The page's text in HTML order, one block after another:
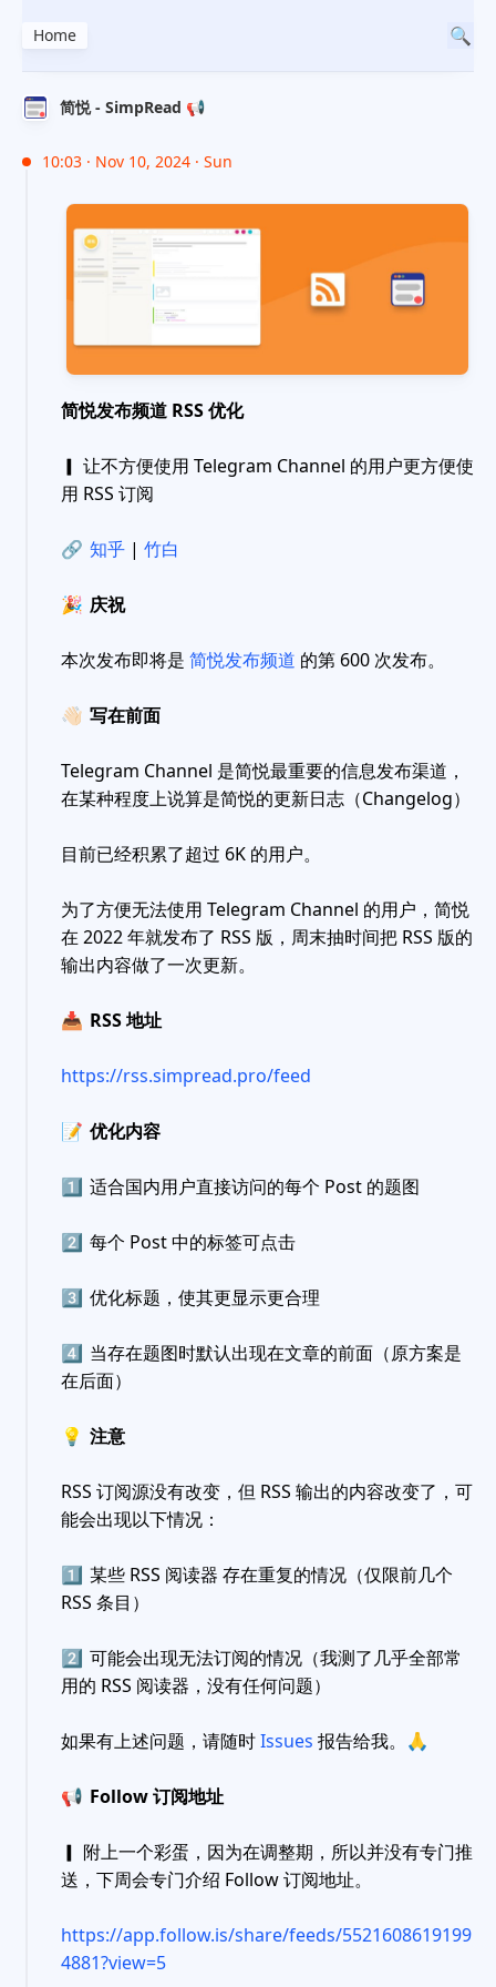
简悦 - SimpRead 📢
10:03 · Nov 10, 2024 · Sun
简悦发布频道 RSS 优化
▎ 让不方便使用 Telegram Channel 的用户更方便使
用 RSS 订阅
🔗 知乎 | 竹白
🎉 庆祝
本次发布即将是 简悦发布频道 的第 600 次发布。
👋🏻 写在前面
Telegram Channel 是简悦最重要的信息发布渠道，
在某种程度上说算是简悦的更新日志（Changelog）
目前已经积累了超过 6K 的用户。
为了方便无法使用 Telegram Channel 的用户，简悦
在 2022 年就发布了 RSS 版，周末抽时间把 RSS 版的
输出内容做了一次更新。
📥 RSS 地址
https://rss.simpread.pro/feed
📝 优化内容
1️⃣ 适合国内用户直接访问的每个 Post 的题图
2️⃣ 每个 Post 中的标签可点击
3️⃣ 优化标题，使其更显示更合理
4️⃣ 当存在题图时默认出现在文章的前面（原方案是
在后面）
💡 注意
RSS 订阅源没有改变，但 RSS 输出的内容改变了，可
能会出现以下情况：
1️⃣ 某些 RSS 阅读器 存在重复的情况（仅限前几个
RSS 条目）
2️⃣ 可能会出现无法订阅的情况（我测了几乎全部常
用的 RSS 阅读器，没有任何问题）
如果有上述问题，请随时Issues 报告给我。 🙏
📢 Follow 订阅地址
▎ 附上一个彩蛋，因为在调整期，所以并没有专门推
送，下周会专门介绍 Follow 订阅地址。
https://app.follow.is/share/feeds/5521608619199
4881?view=5
Home